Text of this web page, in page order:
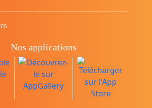
Nos applications